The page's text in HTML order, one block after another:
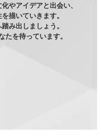
やアイデアと出会い、
描いていきます。
み出しましょう。
たを待っています。